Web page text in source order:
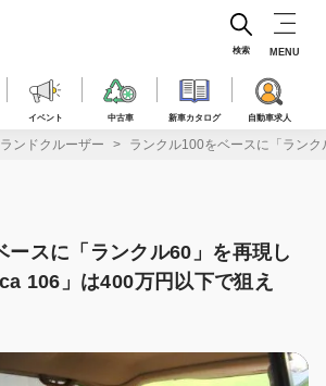
イベント 中古車 新車カタログ 自動車求人
検索 MENU
ランドクルーザー ランクル100をベースに「ラン
ースに「ランクル60」を再現し
106」は400万円以下で狙え